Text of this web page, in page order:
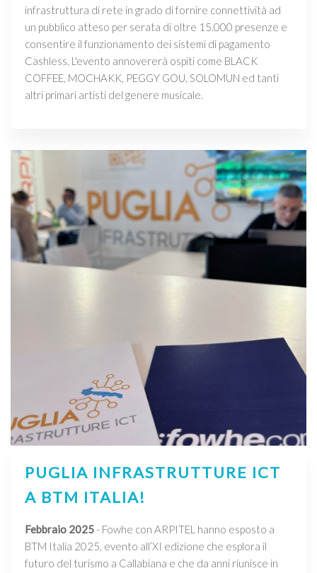
infrastruttura di rete in grado di fornire connettività ad
un pubblico atteso per serata di oltre 15.000 presenze e
consentire il funzionamento dei sistemi di pagamento
Cashless. L'evento annovererà ospiti come BLACK
COFFEE, MOCHAKK, PEGGY GOU, SOLOMUN ed tanti
altri primari artisti del genere musicale.
PUGLIA INFRASTRUTTURE ICT
A BTM ITALIA!
Febbraio 2025- Fowhe con ARPITEL hanno esposto a
BTM Italia 2025, evento all’XI edizione che esplora il
futuro del turismo a Callabiana e che da anni riunisce in